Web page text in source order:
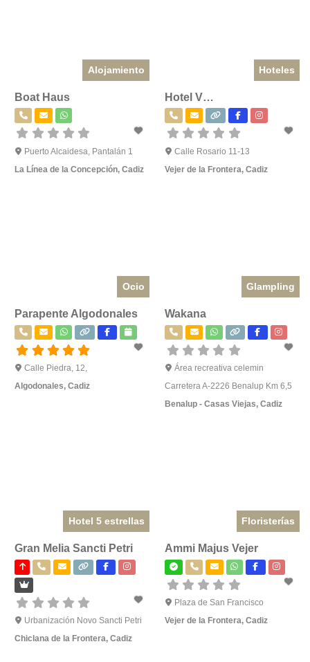
Alojamiento
Boat Haus
Puerto Alcaidesa, Pantalán 1
La Línea de la Concepción, Cadiz
Hoteles
Hotel V…
Calle Rosario 11-13
Vejer de la Frontera,Cadiz
Ocio
Parapente Algodonales
Calle Piedra, 12,
Algodonales, Cadiz
Glampling
Wakana
Área recreativa celemin
Carretera A-2226 Benalup Km 6,5
Benalup - Casas Viejas,Cadiz
Hotel 5 estrellas
Gran Melia Sancti Petri
Urbanización Novo Sancti Petri
Chiclana de la Frontera, Cadiz
Floristerías
Ammi Majus Vejer
Plaza de San Francisco
Vejer de la Frontera,Cadiz